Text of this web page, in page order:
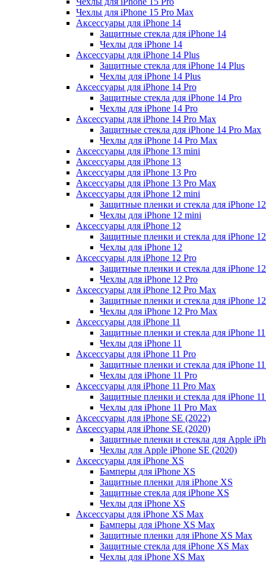
Чехлы для iPhone 15 Pro Max
Аксессуары для iPhone 14
Защитные стекла для iPhone 14
Чехлы для iPhone 14
Аксессуары для iPhone 14 Plus
Защитные стекла для iPhone 14 Plus
Чехлы для iPhone 14 Plus
Аксессуары для iPhone 14 Pro
Защитные стекла для iPhone 14 Pro
Чехлы для iPhone 14 Pro
Аксессуары для iPhone 14 Pro Max
Защитные стекла для iPhone 14 Pro Max
Чехлы для iPhone 14 Pro Max
Аксессуары для iPhone 13 mini
Аксессуары для iPhone 13
Аксессуары для iPhone 13 Pro
Аксессуары для iPhone 13 Pro Max
Аксессуары для iPhone 12 mini
Защитные пленки и стекла для iPhone
Чехлы для iPhone 12 mini
Аксессуары для iPhone 12
Защитные пленки и стекла для iPhone 12
Чехлы для iPhone 12
Аксессуары для iPhone 12 Pro
Защитные пленки и стекла для iPhone
Чехлы для iPhone 12 Pro
Аксессуары для iPhone 12 Pro Max
Защитные пленки и стекла для iPhone
Чехлы для iPhone 12 Pro Max
Аксессуары для iPhone 11
Защитные пленки и стекла для iPhone 11
Чехлы для iPhone 11
Аксессуары для iPhone 11 Pro
Защитные пленки и стекла для iPhone
Чехлы для iPhone 11 Pro
Аксессуары для iPhone 11 Pro Max
Защитные пленки и стекла для iPhone
Чехлы для iPhone 11 Pro Max
Аксессуары для iPhone SE (2022)
Аксессуары для iPhone SE (2020)
Защитные пленки и стекла для Apple
Чехлы для Apple iPhone SE (2020)
Аксессуары для iPhone ХS
Бамперы для iPhone ХS
Защитные пленки для iPhone ХS
Защитные стекла для iPhone ХS
Чехлы для iPhone ХS
Аксессуары для iPhone ХS Max
Бамперы для iPhone XS Max
Защитные пленки для iPhone XS Max
Защитные стекла для iPhone XS Max
Чехлы для iPhone XS Max